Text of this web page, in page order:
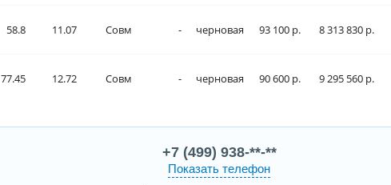
58.8 11.07 Совм - черновая 93 100 р. 8 313 830 р.
77.45 12.72 Совм - черновая 90 600 р. 9 295 560 р.
+7 (499) 938-**-**
Показать телефон